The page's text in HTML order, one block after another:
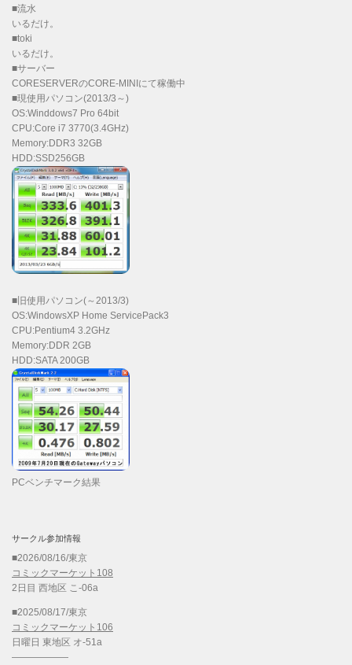
■流水
いるだけ。
■toki
いるだけ。
■サーバー
CORESERVERのCORE-MINIにて稼働中
■現使用パソコン(2013/3～)
OS:Winddows7 Pro 64bit
CPU:Core i7 3770(3.4GHz)
Memory:DDR3 32GB
HDD:SSD256GB
■旧使用パソコン(～2013/3)
OS:WindowsXP Home ServicePack3
CPU:Pentium4 3.2GHz
Memory:DDR 2GB
HDD:SATA 200GB
PCベンチマーク結果
サークル参加情報
■2026/08/16/東京
コミックマーケット108
2日目 西地区 こ-06a
■2025/08/17/東京
コミックマーケット106
日曜日 東地区 オ-51a
——————